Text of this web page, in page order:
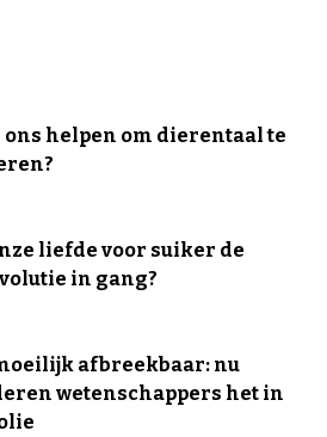
ons helpen om dierentaal te
liefde voor suiker de
in gang?
afbreekbaar: nu
wetenschappers het in